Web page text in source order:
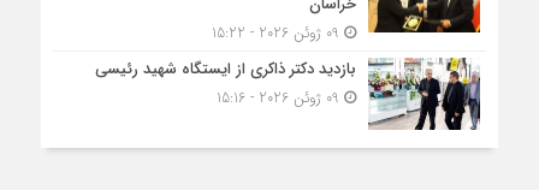
بازدید دکتر ذاکری از ایستگاه شهید رئیسی